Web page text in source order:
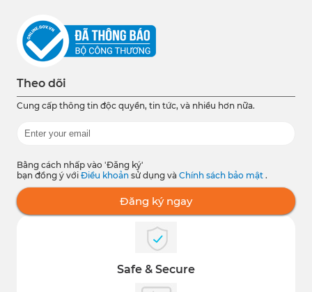
Theo dõi
Cung cấp thông tin độc quyền, tin tức, và nhiều hơn nữa.
Bằng cách nhấp vào 'Đăng ký'
bạn đồng ý với Điều khoản sử dụng và Chính sách bảo mật .
Đăng ký ngay
Safe & Secure